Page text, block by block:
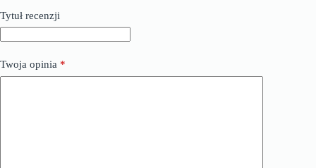
Tytuł recenzji
Twoja opinia *